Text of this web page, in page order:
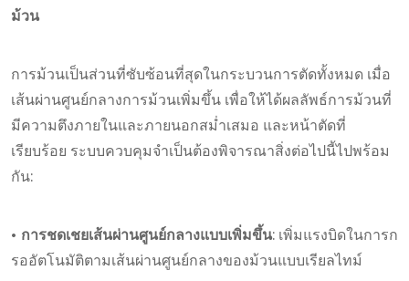
ม้วน
การม้วนเป็นส่วนที่ซับซ้อนที่สุดในกระบวนการตัดทั้งหมด เมื่อ
เส้นผ่านศูนย์กลางการม้วนเพิ่มขึ้น เพื่อให้ได้ผลลัพธ์การม้วนที่
มีความตึงภายในและภายนอกสม่ำเสมอ และหน้าตัดที่
เรียบร้อย ระบบควบคุมจำเป็นต้องพิจารณาสิ่งต่อไปนี้ไปพร้อม
กัน:
• การชดเชยเส้นผ่านศูนย์กลางแบบเพิ่มขึ้น: เพิ่มแรงบิดในการก
รออัตโนมัติตามเส้นผ่านศูนย์กลางของม้วนแบบเรียลไทม์